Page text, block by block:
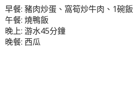
早餐: 豬肉炒蛋、窩筍炒牛肉、1碗飯
午餐: 燒鴨飯
晚上: 游水45分鐘
晚餐: 西瓜